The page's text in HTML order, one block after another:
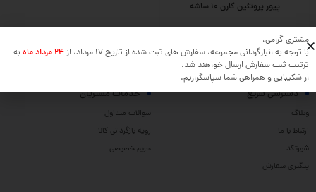
پیور پروتئین کارن ۱۰ ساشه
دسترسی سریع
وبلاگ
ارتباط با ما
شورتکد
پیگیری سفارش
خدمات مشتریان
سوالات متداول
رویه بازگردانی کالا
حریم خصوصی
مشتری گرامی،
با توجه به انبارگردانی مجموعه، سفارش های ثبت شده از تاریخ 17 مرداد، از
24 مرداد ماه
به
ترتیب ثبت سفارش ارسال خواهند شد.
از شکیبایی و همراهی شما سپاسگزاریم.